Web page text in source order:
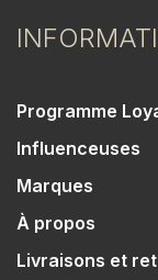
Programme
Influenceuses
Marques
À propos
Livraisons et